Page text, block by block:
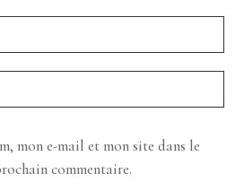
mon e-mail et mon site dans le
commentaire.